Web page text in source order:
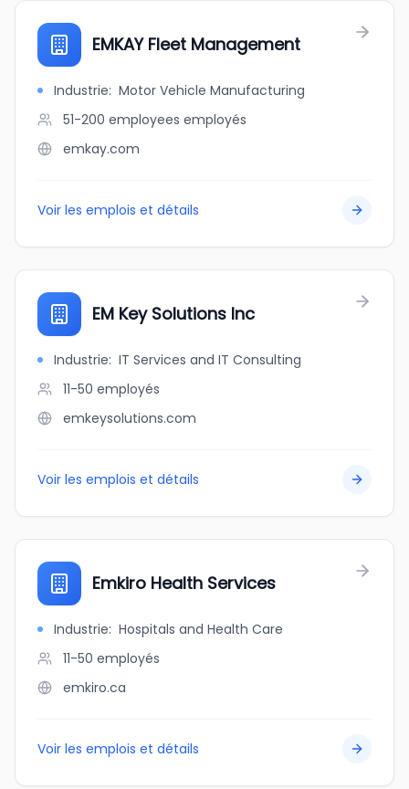
EMKAY Fleet Management
Industrie: Motor Vehicle Manufacturing
51-200 employees employés
emkay.com
Voir les emplois et détails
EM Key Solutions Inc
Industrie: IT Services and IT Consulting
11-50 employés
emkeysolutions.com
Voir les emplois et détails
Emkiro Health Services
Industrie: Hospitals and Health Care
11-50 employés
emkiro.ca
Voir les emplois et détails